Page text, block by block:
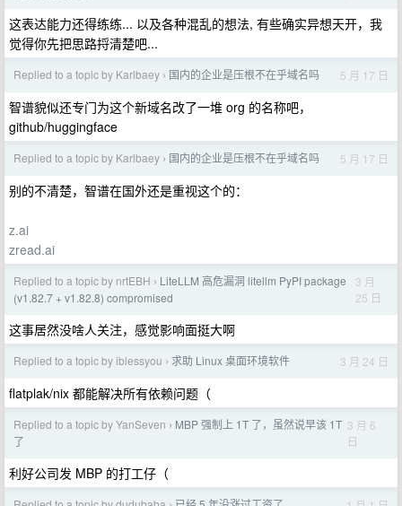
这表达能力还得练练... 以及各种混乱的想法, 有些确实异想天开，我
觉得你先把思路捋清楚吧...
Replied to a topic by Karlbaey › 国内的企业是压根不在乎域名吗 5 月 17 日
智谱貌似还专门为这个新域名改了一堆 org 的名称吧，
github/huggingface
Replied to a topic by Karlbaey › 国内的企业是压根不在乎域名吗 5 月 17 日
别的不清楚，智谱在国外还是重视这个的：
z.ai
zread.ai
Replied to a topic by nrtEBH › LiteLLM 高危漏洞 litellm PyPI package
(v1.82.7 + v1.82.8) compromised
3 月
25 日
这事居然没啥人关注，感觉影响面挺大啊
Replied to a topic by iblessyou › 求助 Linux 桌面环境软件 3 月 24 日
flatplak/nix 都能解决所有依赖问题（
Replied to a topic by YanSeven › MBP 强制上 1T 了，虽然说早该 1T
了
3 月 6
日
利好公司发 MBP 的打工仔（